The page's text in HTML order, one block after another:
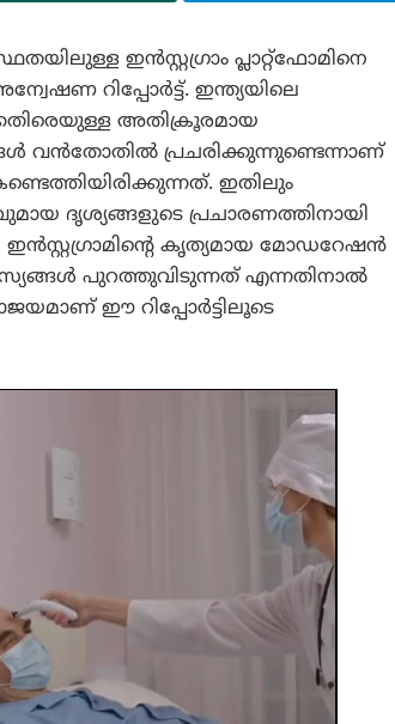
ഇൻസ്റ്റഗ്രാം പ്ലാറ്റ്‌ഫോമിനെ
റിപ്പോർട്ട്. ഇന്ത്യയിലെ
അതിക്രൂരമായ
വൻതോതിൽ പ്രചരിക്കുന്നുണ്ടെന്നാണ്
ഇതിലും
ദൃശ്യങ്ങളുടെ പ്രചാരണത്തിനായി
ഇൻസ്റ്റഗ്രാമിന്റെ കൃത്യമായ മോഡറേഷൻ
പുറത്തുവിടുന്നത് എന്നതിനാൽ
ഈ റിപ്പോർട്ടിലൂടെ